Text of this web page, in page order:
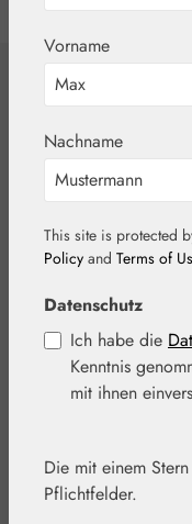
Bildergalerie
Vorname
Nachname
This site is protected
Policy and Terms of
Datenschutz
Ich habe die
Kenntnis
mit ihnen
Die mit einem
Pflichtfelder.